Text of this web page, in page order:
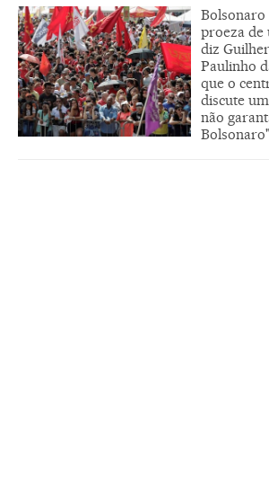
Bolsonaro
proeza de
diz
Paulinho
que o
discute
não